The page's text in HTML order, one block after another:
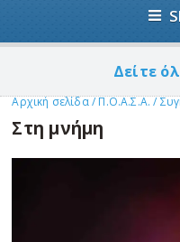
Δείτε
Αρχική σελίδα/Π.Ο.Α.Σ.Α./
Στη μνήμη